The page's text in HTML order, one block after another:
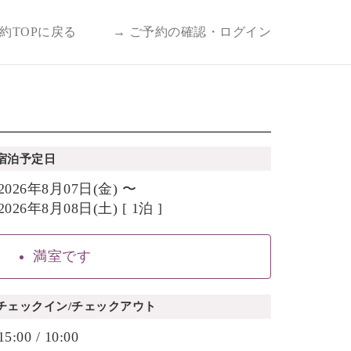
TOPに戻る → ご予約の確認・ログイン
泊予定日
年8月07日(金) 〜
年8月08日(土) [ 1泊 ]
満室です
ェックイン/チェックアウト
/ 10:00